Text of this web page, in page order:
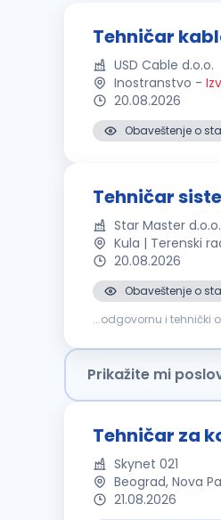
Tehničar
USD Cable d.o.o.
Inostranstvo -
20.08.2026
Obaveštenje o
Tehničar
Star Master d.o.o.
Kula | Terenski
20.08.2026
Obaveštenje o
...odgovornu i tehnički
Prikažite mi
Tehničar za
Skynet 021
Beograd, Nova
21.08.2026